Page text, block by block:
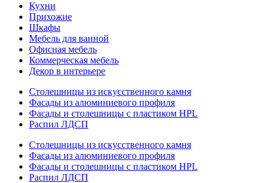
Кухни
Прихожие
Шкафы
Мебель для ванной
Офисная мебель
Коммерческая мебель
Декор в интерьере
Столешницы из искусственного камня
Фасады из алюминиевого профиля
Фасады и столешницы с пластиком HPL
Распил ЛДСП
Столешницы из искусственного камня
Фасады из алюминиевого профиля
Фасады и столешницы с пластиком HPL
Распил ЛДСП